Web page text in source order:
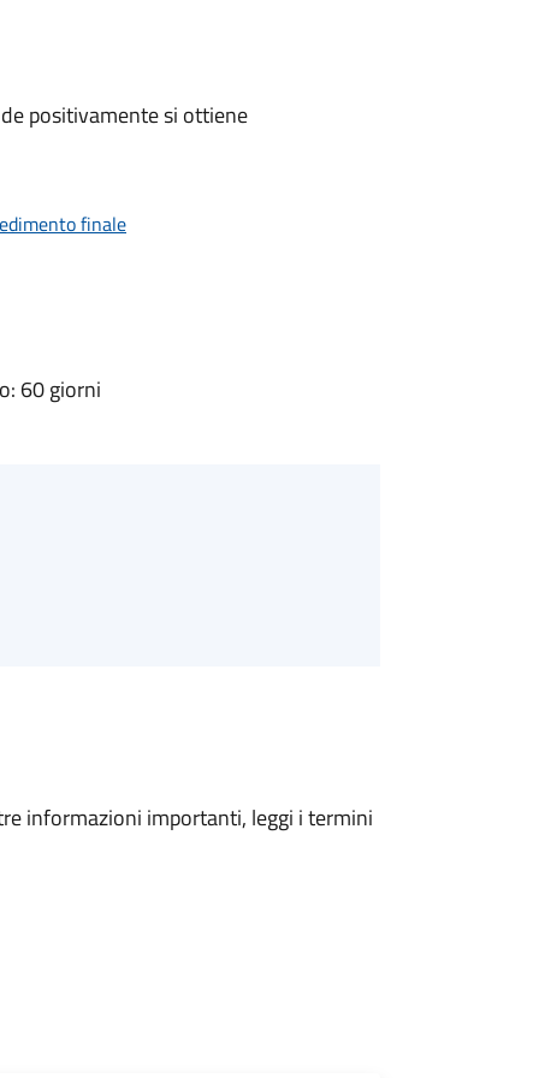
positivamente si ottiene
finale
60 giorni
informazioni importanti, leggi i termini